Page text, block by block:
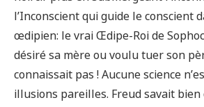
l’Inconscient qui guide le conscient
œdipien: le vrai Œdipe-Roi de
désiré sa mère ou voulu tuer son
connaissait pas ! Aucune science
illusions pareilles. Freud savait bien